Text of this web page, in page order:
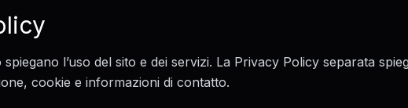
l’uso del sito e dei servizi. La Privacy Policy separata
cookie e informazioni di contatto.